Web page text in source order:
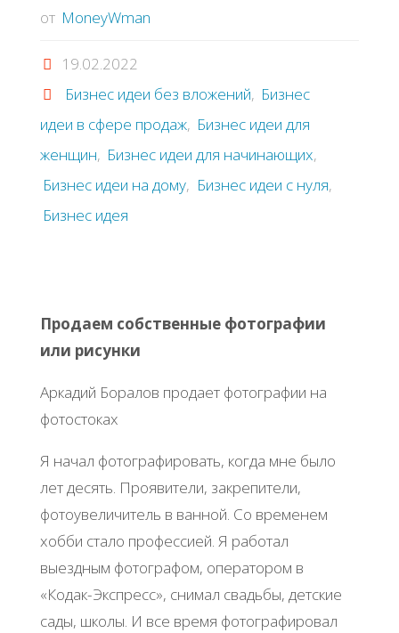
от MoneyWman
19.02.2022
Бизнес идеи без вложений, Бизнес
идеи в сфере продаж, Бизнес идеи для
женщин, Бизнес идеи для начинающих,
Бизнес идеи на дому, Бизнес идеи с нуля,
Бизнес идея
Продаем собственные фотографии
или рисунки
Аркадий Боралов продает фотографии на
фотостоках
Я начал фотографировать, когда мне было
лет десять. Проявители, закрепители,
фотоувеличитель в ванной. Со временем
хобби стало профессией. Я работал
выездным фотографом, оператором в
«Кодак-Экспресс», снимал свадьбы, детские
сады, школы. И все время фотографировал